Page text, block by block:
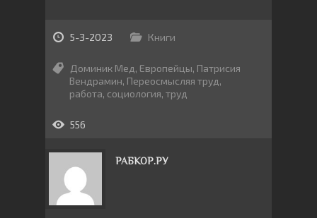
5-3-2023 Книги
Доминик Мед, Европейцы, Патрисия
Вендрамин, Переосмысляя труд,
работа, социология, труд
556
РАБКОР.РУ